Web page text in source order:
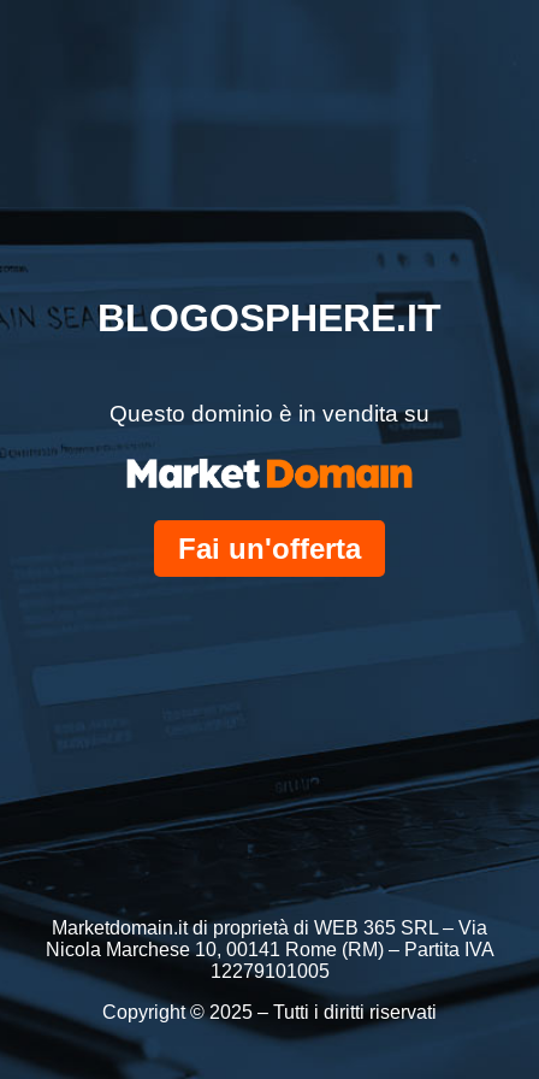
BLOGOSPHERE.IT
Questo dominio è in vendita su
Fai un'offerta
Marketdomain.it di proprietà di WEB 365 SRL – Via
Nicola Marchese 10, 00141 Rome (RM) – Partita IVA
12279101005
Copyright © 2025 – Tutti i diritti riservati